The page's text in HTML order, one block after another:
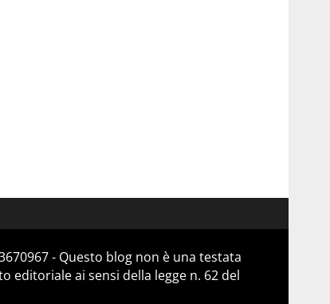
- Questo blog non è una testata
ai sensi della legge n. 62 del